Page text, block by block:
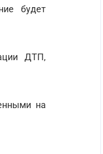
будет
ДТП,
на